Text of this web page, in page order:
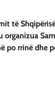
të
organizua
po rrinë dhe